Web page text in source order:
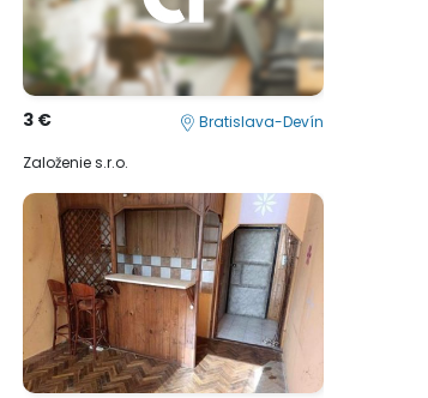
3 € Bratislava-Devín
Založenie s.r.o.